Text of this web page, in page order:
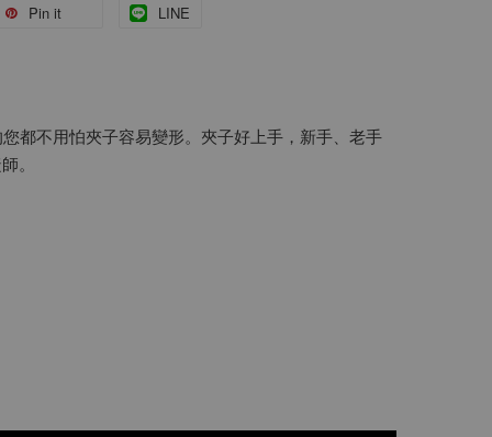
Pin it LINE
都不用怕夾子容易變形。夾子好上手，新手、老手
。